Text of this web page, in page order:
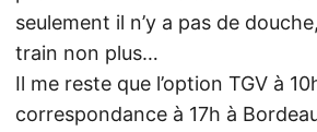
seulement il n’y a pas de
train non plus…
Il me reste que l’option TGV à
correspondance à 17h à